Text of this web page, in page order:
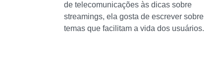
de telecomunicações às dicas sobre
streamings, ela gosta de escrever sobre
temas que facilitam a vida dos usuários.